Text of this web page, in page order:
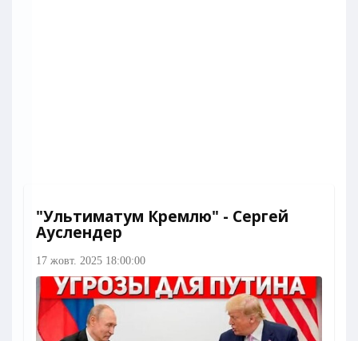
"Ультиматум Кремлю" - Сергей
Ауслендер
17 жовт. 2025 18:00:00